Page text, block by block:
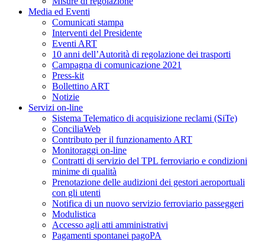
Media ed Eventi
Comunicati stampa
Interventi del Presidente
Eventi ART
10 anni dell’Autorità di regolazione dei trasporti
Campagna di comunicazione 2021
Press-kit
Bollettino ART
Notizie
Servizi on-line
Sistema Telematico di acquisizione reclami (SiTe)
ConciliaWeb
Contributo per il funzionamento ART
Monitoraggi on-line
Contratti di servizio del TPL ferroviario e condizioni
minime di qualità
Prenotazione delle audizioni dei gestori aeroportuali
con gli utenti
Notifica di un nuovo servizio ferroviario passeggeri
Modulistica
Accesso agli atti amministrativi
Pagamenti spontanei pagoPA